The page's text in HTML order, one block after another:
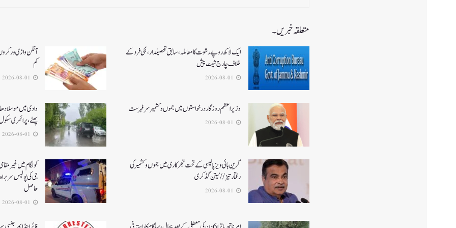
متعلقہ خبریں۔
ایک لاکھ روپے رشوت کا معاملہ،سابق تحصیلدار، نجی فرد کے
خلاف چارج شیٹ پیش
آنگن واڑی ورکروں
کم
وزیر اعظم روزگار درخواستوں میں جموں و کشمیر سرفہرست
وادی میں
پھٹے، پرائمری
گرین ہائی ویز پالیسی کے تحت شجرکاری میں جموں و کشمیر کی
رفتار تیز// نیتن گڈکری
جی کی پولیس
حاصل